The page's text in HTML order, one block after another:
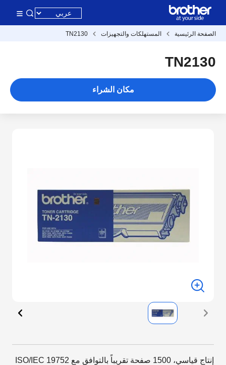
الصفحة الرئيسية المستهلكات والتجهيزات TN2130
TN2130
مكان الشراء
إنتاج قياسي، 1500 صفحة تقريباً بالتوافق مع ISO/IEC 19752